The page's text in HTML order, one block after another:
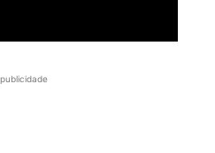
publicidade